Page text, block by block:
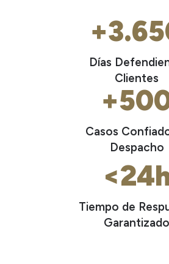
Días
Clientes
Casos
Despacho
Tiempo de
Garantizado